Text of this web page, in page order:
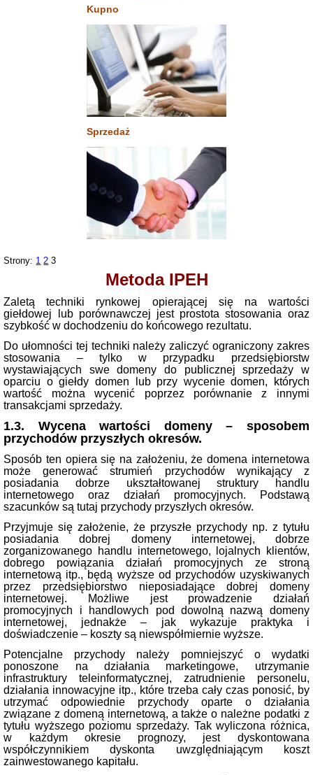
Kupno
Sprzedaż
Strony: 1 2 3
Metoda IPEH
Zaletą techniki rynkowej opierającej się na wartości
giełdowej lub porównawczej jest prostota stosowania oraz
szybkość w dochodzeniu do końcowego rezultatu.
Do ułomności tej techniki należy zaliczyć ograniczony zakres
stosowania – tylko w przypadku przedsiębiorstw
wystawiających swe domeny do publicznej sprzedaży w
oparciu o giełdy domen lub przy wycenie domen, których
wartość można wycenić poprzez porównanie z innymi
transakcjami sprzedaży.
1.3. Wycena wartości domeny – sposobem
przychodów przyszłych okresów.
Sposób ten opiera się na założeniu, że domena internetowa
może generować strumień przychodów wynikający z
posiadania dobrze ukształtowanej struktury handlu
internetowego oraz działań promocyjnych. Podstawą
szacunków są tutaj przychody przyszłych okresów.
Przyjmuje się założenie, że przyszłe przychody np. z tytułu
posiadania dobrej domeny internetowej, dobrze
zorganizowanego handlu internetowego, lojalnych klientów,
dobrego powiązania działań promocyjnych ze stroną
internetową itp., będą wyższe od przychodów uzyskiwanych
przez przedsiębiorstwo nieposiadające dobrej domeny
internetowej. Możliwe jest prowadzenie działań
promocyjnych i handlowych pod dowolną nazwą domeny
internetowej, jednakże – jak wykazuje praktyka i
doświadczenie – koszty są niewspółmiernie wyższe.
Potencjalne przychody należy pomniejszyć o wydatki
ponoszone na działania marketingowe, utrzymanie
infrastruktury teleinformatycznej, zatrudnienie personelu,
działania innowacyjne itp., które trzeba cały czas ponosić, by
utrzymać odpowiednie przychody oparte o działania
związane z domeną internetową, a także o należne podatki z
tytułu wyższego poziomu sprzedaży. Tak wyliczona różnica,
w każdym okresie prognozy, jest dyskontowana
współczynnikiem dyskonta uwzględniającym koszt
zainwestowanego kapitału.